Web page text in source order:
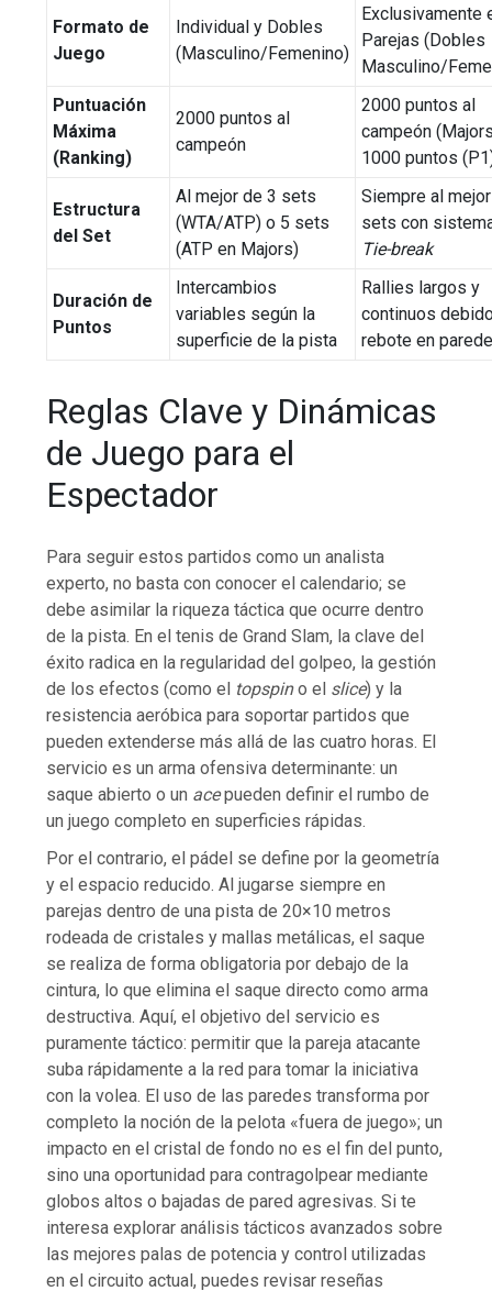
Formato de
Juego
Individual y Dobles
(Masculino/Femenino)
Exclusivamente
Parejas (Dobles
Masculino/
Puntuación
Máxima
(Ranking)
2000 puntos al
campeón
2000 puntos al
campeón
1000 puntos
Estructura
del Set
Al mejor de 3 sets
(WTA/ATP) o 5 sets
(ATP en Majors)
Siempre al
sets con
Tie-break
Duración de
Puntos
Intercambios
variables según la
superficie de la pista
Rallies largos y
continuos
rebote en
Reglas Clave y Dinámicas
de Juego para el
Espectador
Para seguir estos partidos como un analista
experto, no basta con conocer el calendario; se
debe asimilar la riqueza táctica que ocurre dentro
de la pista. En el tenis de Grand Slam, la clave del
éxito radica en la regularidad del golpeo, la gestión
de los efectos (como el topspino el slice) y la
resistencia aeróbica para soportar partidos que
pueden extenderse más allá de las cuatro horas. El
servicio es un arma ofensiva determinante: un
saque abierto o un acepueden definir el rumbo de
un juego completo en superficies rápidas.
Por el contrario, el pádel se define por la geometría
y el espacio reducido. Al jugarse siempre en
parejas dentro de una pista de 20×10 metros
rodeada de cristales y mallas metálicas, el saque
se realiza de forma obligatoria por debajo de la
cintura, lo que elimina el saque directo como arma
destructiva. Aquí, el objetivo del servicio es
puramente táctico: permitir que la pareja atacante
suba rápidamente a la red para tomar la iniciativa
con la volea. El uso de las paredes transforma por
completo la noción de la pelota «fuera de juego»; un
impacto en el cristal de fondo no es el fin del punto,
sino una oportunidad para contragolpear mediante
globos altos o bajadas de pared agresivas. Si te
interesa explorar análisis tácticos avanzados sobre
las mejores palas de potencia y control utilizadas
en el circuito actual, puedes revisar reseñas